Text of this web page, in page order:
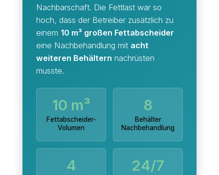
Nachbarschaft. Die Fettlast war so
hoch, dass der Betreiber zusätzlich zu
einem 10 m³ großen Fettabscheider
eine Nachbehandlung mit acht
weiteren Behältern nachrüsten
musste.
10 m³
Fettabscheider-
Volumen
8
Behälter
Nachbehandlung
4 24/7